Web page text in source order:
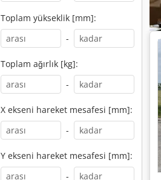
Toplam yükseklik [mm]:
-
Toplam ağırlık [kg]:
-
X ekseni hareket mesafesi [mm]:
-
Y ekseni hareket mesafesi [mm]:
-